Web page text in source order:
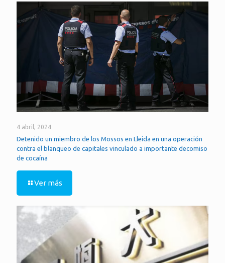
4 abril, 2024
Detenido un miembro de los Mossos en Lleida en una operación
contra el blanqueo de capitales vinculado a importante decomiso
de cocaína
Ver más